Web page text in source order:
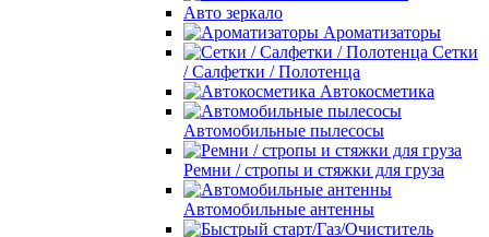
Авто зеркало
Ароматизаторы
Сетки
/ Салфетки / Полотенца
Автокосметика
Автомобильные пылесосы
Ремни / стропы и стяжки для груза
Автомобильные антенны